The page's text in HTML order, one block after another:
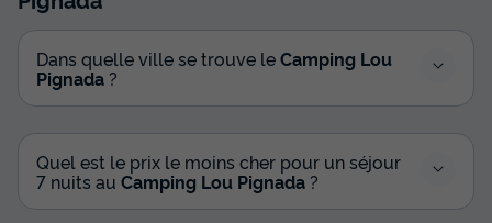
MOBILHOME 4 personnes - Mobil-home |
Dans quelle ville se trouve leCamping Lou
Pignada ?
Quel est le prix le moins cher pour un séjour
7 nuits au Camping Lou Pignada ?